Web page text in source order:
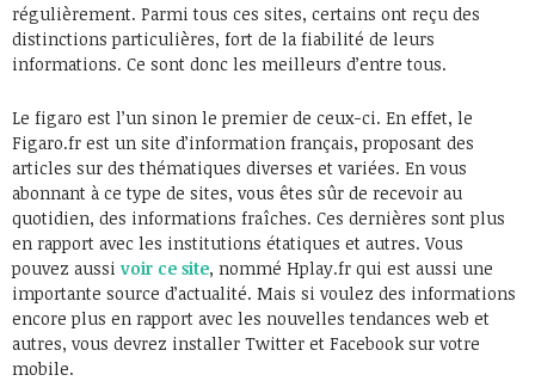
régulièrement. Parmi tous ces sites, certains ont reçu des
distinctions particulières, fort de la fiabilité de leurs
informations. Ce sont donc les meilleurs d’entre tous.
Le figaro est l’un sinon le premier de ceux-ci. En effet, le
Figaro.fr est un site d’information français, proposant des
articles sur des thématiques diverses et variées. En vous
abonnant à ce type de sites, vous êtes sûr de recevoir au
quotidien, des informations fraîches. Ces dernières sont plus
en rapport avec les institutions étatiques et autres. Vous
pouvez aussi voir ce site, nommé Hplay.fr qui est aussi une
importante source d’actualité. Mais si voulez des informations
encore plus en rapport avec les nouvelles tendances web et
autres, vous devrez installer Twitter et Facebook sur votre
mobile.